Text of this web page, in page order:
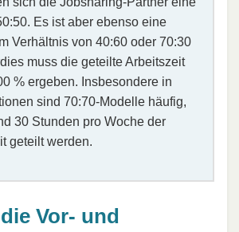
Es ist aber ebenso eine
Verhältnis von 40:60 oder 70:30
muss die geteilte Arbeitszeit
% ergeben. Insbesondere in
sind 70:70-Modelle häufig,
30 Stunden pro Woche der
geteilt werden.
Vor- und